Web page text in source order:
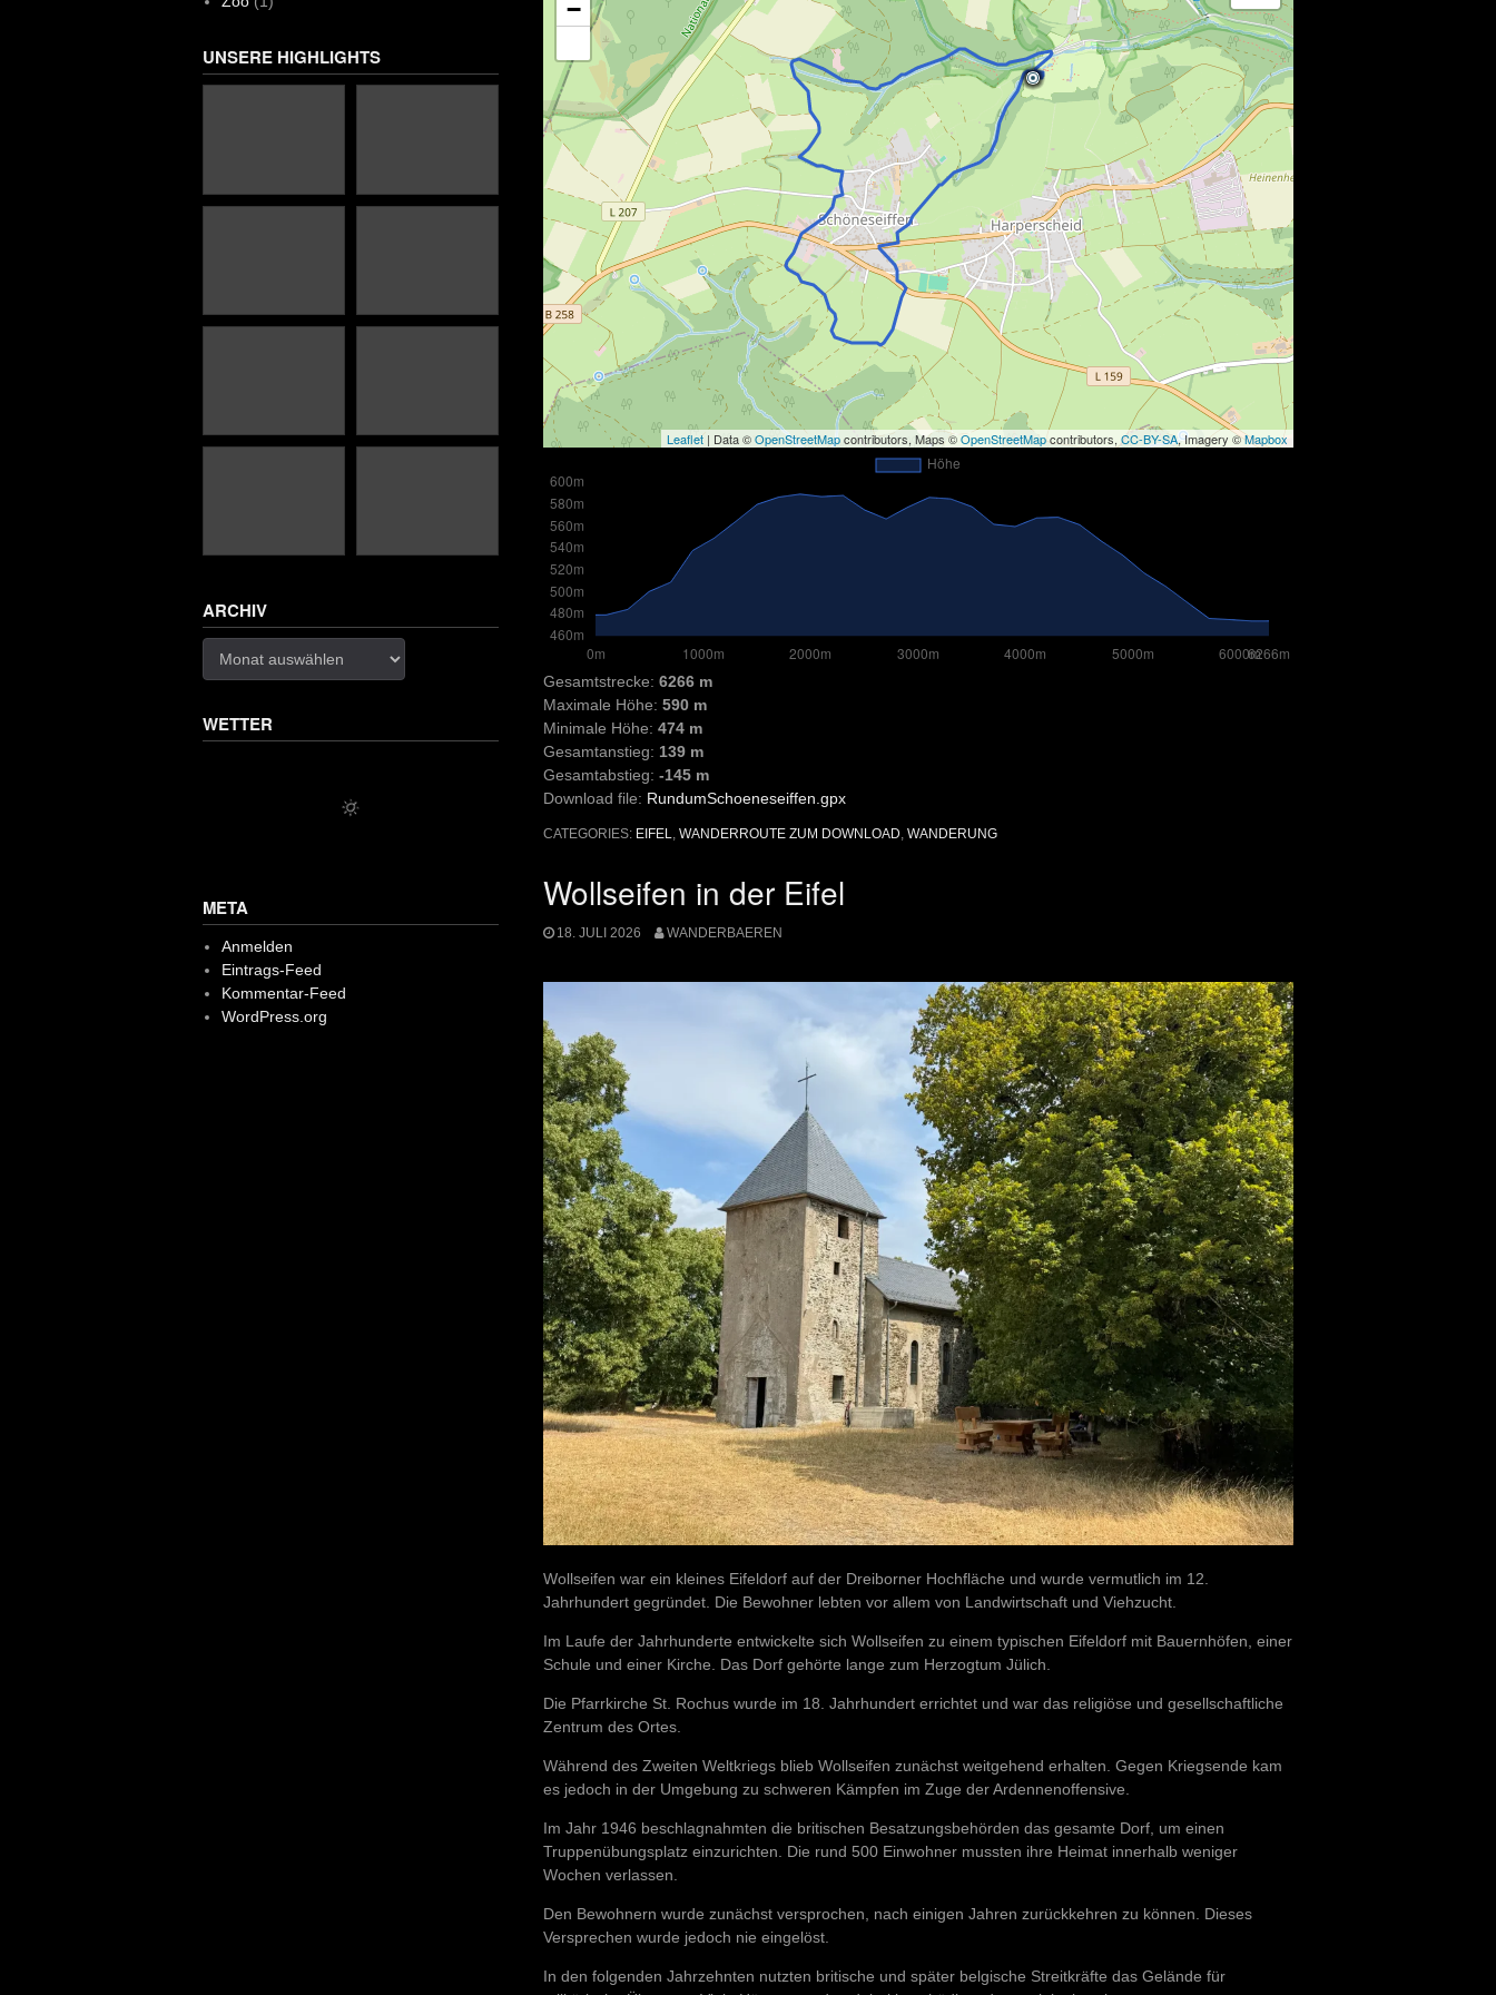
−
Leaflet | Data ©OpenStreetMapcontributors, Maps ©OpenStreetMapcontributors, CC-BY-SA, Imagery ©Mapbox
Gesamtstrecke: 6266 m
Maximale Höhe: 590 m
Minimale Höhe: 474 m
Gesamtanstieg: 139 m
Gesamtabstieg: -145 m
Download file: RundumSchoeneseiffen.gpx
CATEGORIES: EIFEL WANDERROUTE ZUM DOWNLOAD WANDERUNG
Wollseifen in der Eifel
18. JULI 2026 WANDERBAEREN
Wollseifen war ein kleines Eifeldorf auf der Dreiborner Hochfläche und wurde vermutlich im 12.
Jahrhundert gegründet. Die Bewohner lebten vor allem von Landwirtschaft und Viehzucht.
Im Laufe der Jahrhunderte entwickelte sich Wollseifen zu einem typischen Eifeldorf mit Bauernhöfen, einer
Schule und einer Kirche. Das Dorf gehörte lange zum Herzogtum Jülich.
Die Pfarrkirche St. Rochus wurde im 18. Jahrhundert errichtet und war das religiöse und gesellschaftliche
Zentrum des Ortes.
Während des Zweiten Weltkriegs blieb Wollseifen zunächst weitgehend erhalten. Gegen Kriegsende kam
es jedoch in der Umgebung zu schweren Kämpfen im Zuge der Ardennenoffensive.
Im Jahr 1946 beschlagnahmten die britischen Besatzungsbehörden das gesamte Dorf, um einen
Truppenübungsplatz einzurichten. Die rund 500 Einwohner mussten ihre Heimat innerhalb weniger
Wochen verlassen.
Den Bewohnern wurde zunächst versprochen, nach einigen Jahren zurückkehren zu können. Dieses
Versprechen wurde jedoch nie eingelöst.
In den folgenden Jahrzehnten nutzten britische und später belgische Streitkräfte das Gelände für
UNSERE HIGHLIGHTS
ARCHIV
WETTER
META
Anmelden
Eintrags-Feed
Kommentar-Feed
WordPress.org